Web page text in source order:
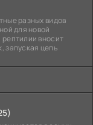
разных видов
для новой
вносит
запуская цепь